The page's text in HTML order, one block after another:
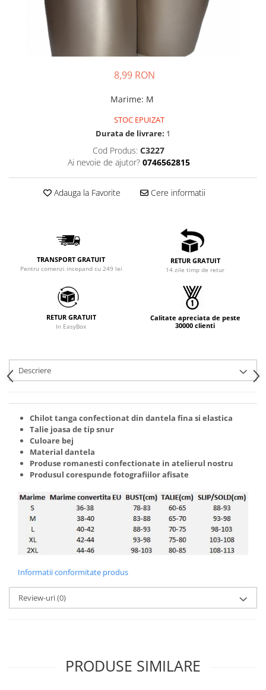
8,99 RON
Marime: M
STOC EPUIZAT
Durata de livrare: 1
Cod Produs: C3227
Ai nevoie de ajutor? 0746562815
Adauga la Favorite Cere informatii
TRANSPORT GRATUIT
Pentru comenzi incepand cu 249 lei
RETUR GRATUIT
14 zile timp de retur
RETUR GRATUIT
In EasyBox
Calitate apreciata de peste
30000 clienti
Descriere
Chilot tanga confectionat din dantela fina si elastica
Talie joasa de tip snur
Culoare bej
Material dantela
Produse romanesti confectionate in atelierul nostru
Produsul corespunde fotografiilor afisate
Informatii conformitate produs
Review-uri(0)
PRODUSE SIMILARE